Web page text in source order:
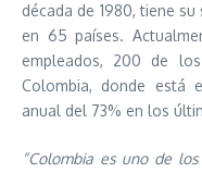
década de 1980, tiene
en 65 países.
empleados, 200 de
Colombia, donde está
anual del 73% en los
“Colombia es uno de